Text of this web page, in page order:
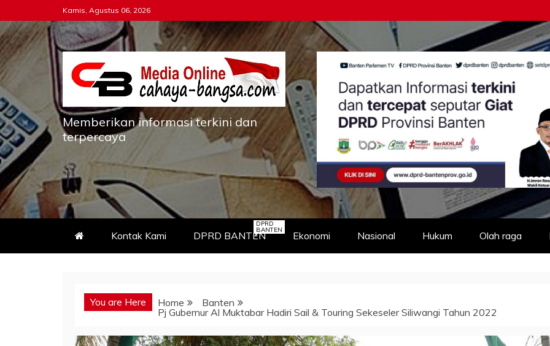
to
content
Kamis, Agustus 06, 2026
Memberikan informasi terkini dan
terpercaya
Kontak Kami DPRD BANTEN
DPRD
BANTEN Ekonomi Nasional Hukum Olah raga
You are Here Home
Banten
Pj Gubernur Al Muktabar Hadiri Sail & Touring Sekeseler Siliwangi Tahun 2022